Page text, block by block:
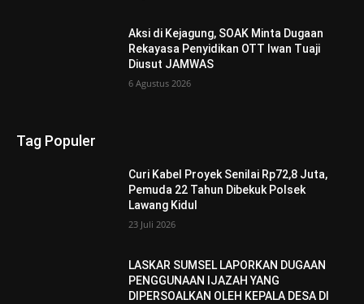
Aksi di Kejagung, SOAK Minta Dugaan
Rekayasa Penyidikan OTT Iwan Tuaji
Diusut JAMWAS
6 Agustus 2026
Tag Populer
Curi Kabel Proyek Senilai Rp72,8 Juta,
Pemuda 22 Tahun Dibekuk Polsek
Lawang Kidul
23 Juli 2026
LASKAR SUMSEL LAPORKAN DUGAAN
PENGGUNAAN IJAZAH YANG
DIPERSOALKAN OLEH KEPALA DESA DI